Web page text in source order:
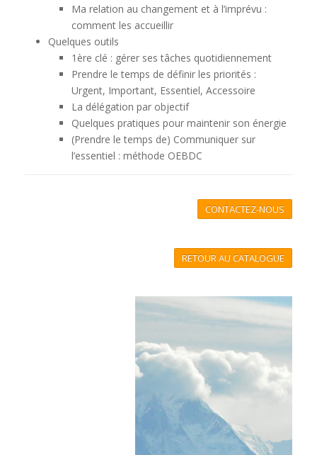
Ma relation au changement et à l’imprévu :
comment les accueillir
Quelques outils
1ère clé : gérer ses tâches quotidiennement
Prendre le temps de définir les priorités :
Urgent, Important, Essentiel, Accessoire
La délégation par objectif
Quelques pratiques pour maintenir son énergie
(Prendre le temps de) Communiquer sur
l’essentiel : méthode OEBDC
CONTACTEZ-NOUS
RETOUR AU CATALOGUE